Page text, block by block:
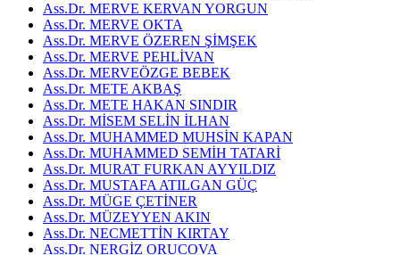
Ass.Dr. MERVE KERVAN YORGUN
Ass.Dr. MERVE OKTA
Ass.Dr. MERVE ÖZEREN ŞİMŞEK
Ass.Dr. MERVE PEHLİVAN
Ass.Dr. MERVEÖZGE BEBEK
Ass.Dr. METE AKBAŞ
Ass.Dr. METE HAKAN SINDIR
Ass.Dr. MİSEM SELİN İLHAN
Ass.Dr. MUHAMMED MUHSİN KAPAN
Ass.Dr. MUHAMMED SEMİH TATARİ
Ass.Dr. MURAT FURKAN AYYILDIZ
Ass.Dr. MUSTAFA ATILGAN GÜÇ
Ass.Dr. MÜGE ÇETİNER
Ass.Dr. MÜZEYYEN AKIN
Ass.Dr. NECMETTİN KIRTAY
Ass.Dr. NERGİZ ORUCOVA